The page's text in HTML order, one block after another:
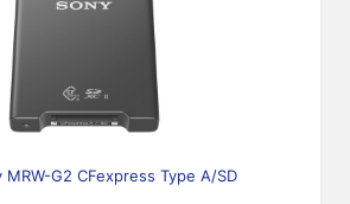
G2 CFexpress Type A/SD